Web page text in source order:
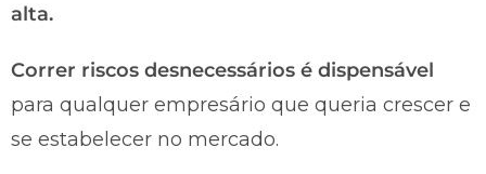
alta.
Correr riscos desnecessários é dispensável
para qualquer empresário que queria crescer e
se estabelecer no mercado.